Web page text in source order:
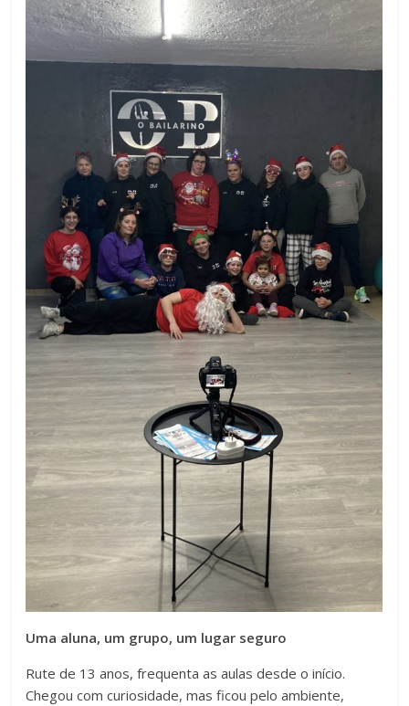
Uma aluna, um grupo, um lugar seguro
Rute de 13 anos, frequenta as aulas desde o início.
Chegou com curiosidade, mas ficou pelo ambiente,